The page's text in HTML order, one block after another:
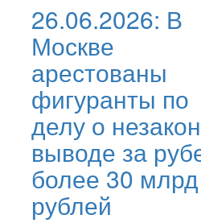
26.06.2026: В
Москве
арестованы
фигуранты по
делу о
выводе за
более 30 млрд
рублей